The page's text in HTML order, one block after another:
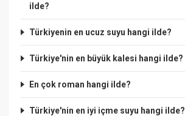
ilde?
Türkiyenin en ucuz suyu hangi ilde?
Türkiye'nin en büyük kalesi hangi ilde?
En çok roman hangi ilde?
Türkiye'nin en iyi içme suyu hangi ilde?